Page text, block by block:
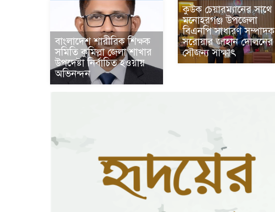
বাংলাদেশ শারীরিক শিক্ষক
সমিতি কুমিল্লা জেলা শাখার
উপদেষ্টা নির্বাচিত হওয়ায়
অভিনন্দন
কুউক চেয়ারম্যানের সাথে
মনোহরগঞ্জ উপজেলা
বিএনপি সাধারণ সম্পাদক
সরোয়ার জাহান দোলনের
সৌজন্য সাক্ষাৎ